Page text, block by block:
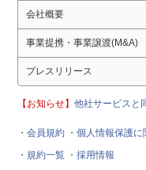
会社概要
事業提携・事業譲渡(M&A)
プレスリリース
【お知らせ】他社サービスと
・会員規約 ・個人情報保護に
・規約一覧 ・採用情報